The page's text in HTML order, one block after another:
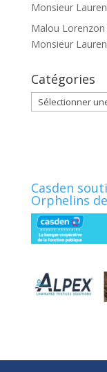
Monsieur
Malou Lorenzon
Monsieur
Catégories
Catégories
Casden
Orphelins